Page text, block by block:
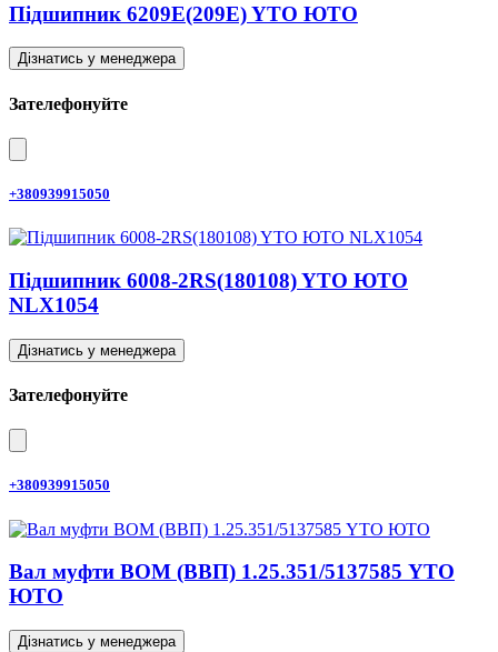
Підшипник 6209E(209E) YTO ЮТО
Дізнатись у менеджера
Зателефонуйте
+380939915050
Підшипник 6008-2RS(180108) YTO ЮТО
NLX1054
Дізнатись у менеджера
Зателефонуйте
+380939915050
Вал муфти ВОМ (ВВП) 1.25.351/5137585 YTO
ЮТО
Дізнатись у менеджера